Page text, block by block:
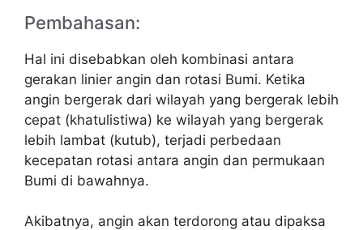
Pembahasan:
Hal ini disebabkan oleh kombinasi antara
gerakan linier angin dan rotasi Bumi. Ketika
angin bergerak dari wilayah yang bergerak lebih
cepat (khatulistiwa) ke wilayah yang bergerak
lebih lambat (kutub), terjadi perbedaan
kecepatan rotasi antara angin dan permukaan
Bumi di bawahnya.
Akibatnya, angin akan terdorong atau dipaksa